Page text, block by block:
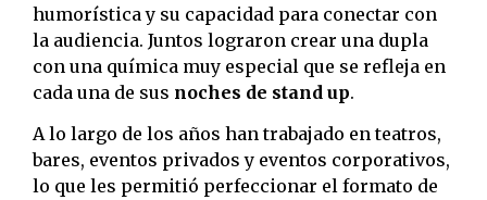
humorística y su capacidad para conectar con
la audiencia. Juntos lograron crear una dupla
con una química muy especial que se refleja en
cada una de sus noches de stand up.
A lo largo de los años han trabajado en teatros,
bares, eventos privados y eventos corporativos,
lo que les permitió perfeccionar el formato de